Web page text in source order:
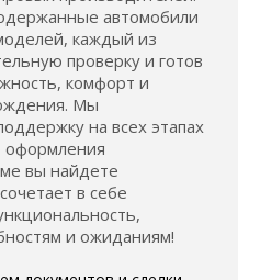
автомобили
каждый из
проверку и готов
комфорт и
Мы
на всех этапах
оформления
вы найдете
в себе
и ожиданиям!